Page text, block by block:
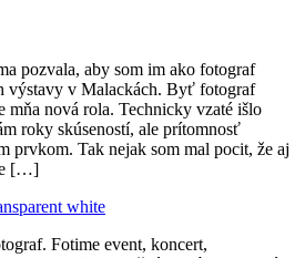
pozvala, aby som im ako fotograf
výstavy v Malackách. Byť fotograf
mňa nová rola. Technicky vzaté išlo
roky skúseností, ale prítomnosť
prvkom. Tak nejak som mal pocit, že aj
[…]
Fotime event, koncert,